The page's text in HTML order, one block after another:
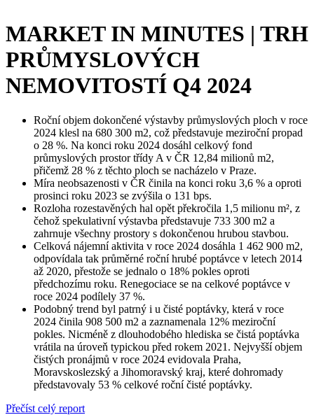
MARKET IN MINUTES | TRH
PRŮMYSLOVÝCH
NEMOVITOSTÍ Q4 2024
Roční objem dokončené výstavby průmyslových ploch v roce
2024 klesl na 680 300 m2, což představuje meziroční propad
o 28 %. Na konci roku 2024 dosáhl celkový fond
průmyslových prostor třídy A v ČR 12,84 milionů m2,
přičemž 28 % z těchto ploch se nacházelo v Praze.
Míra neobsazenosti v ČR činila na konci roku 3,6 % a oproti
prosinci roku 2023 se zvýšila o 131 bps.
Rozloha rozestavěných hal opět překročila 1,5 milionu m², z
čehož spekulativní výstavba představuje 733 300 m2 a
zahrnuje všechny prostory s dokončenou hrubou stavbou.
Celková nájemní aktivita v roce 2024 dosáhla 1 462 900 m2,
odpovídala tak průměrné roční hrubé poptávce v letech 2014
až 2020, přestože se jednalo o 18% pokles oproti
předchozímu roku. Renegociace se na celkové poptávce v
roce 2024 podílely 37 %.
Podobný trend byl patrný i u čisté poptávky, která v roce
2024 činila 908 500 m2 a zaznamenala 12% meziroční
pokles. Nicméně z dlouhodobého hlediska se čistá poptávka
vrátila na úroveň typickou před rokem 2021. Nejvyšší objem
čistých pronájmů v roce 2024 evidovala Praha,
Moravskoslezský a Jihomoravský kraj, které dohromady
představovaly 53 % celkové roční čisté poptávky.
Přečíst celý report